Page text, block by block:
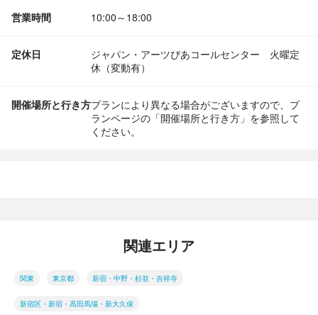
営業時間 10:00～18:00
定休日
ジャパン・アーツぴあコールセンター 火曜定
休（変動有）
開催場所と行き方プランにより異なる場合がございますので、プ
ランページの「開催場所と行き方」を参照して
ください。
関連エリア
関東 東京都 新宿・中野・杉並・吉祥寺
新宿区・新宿・高田馬場・新大久保